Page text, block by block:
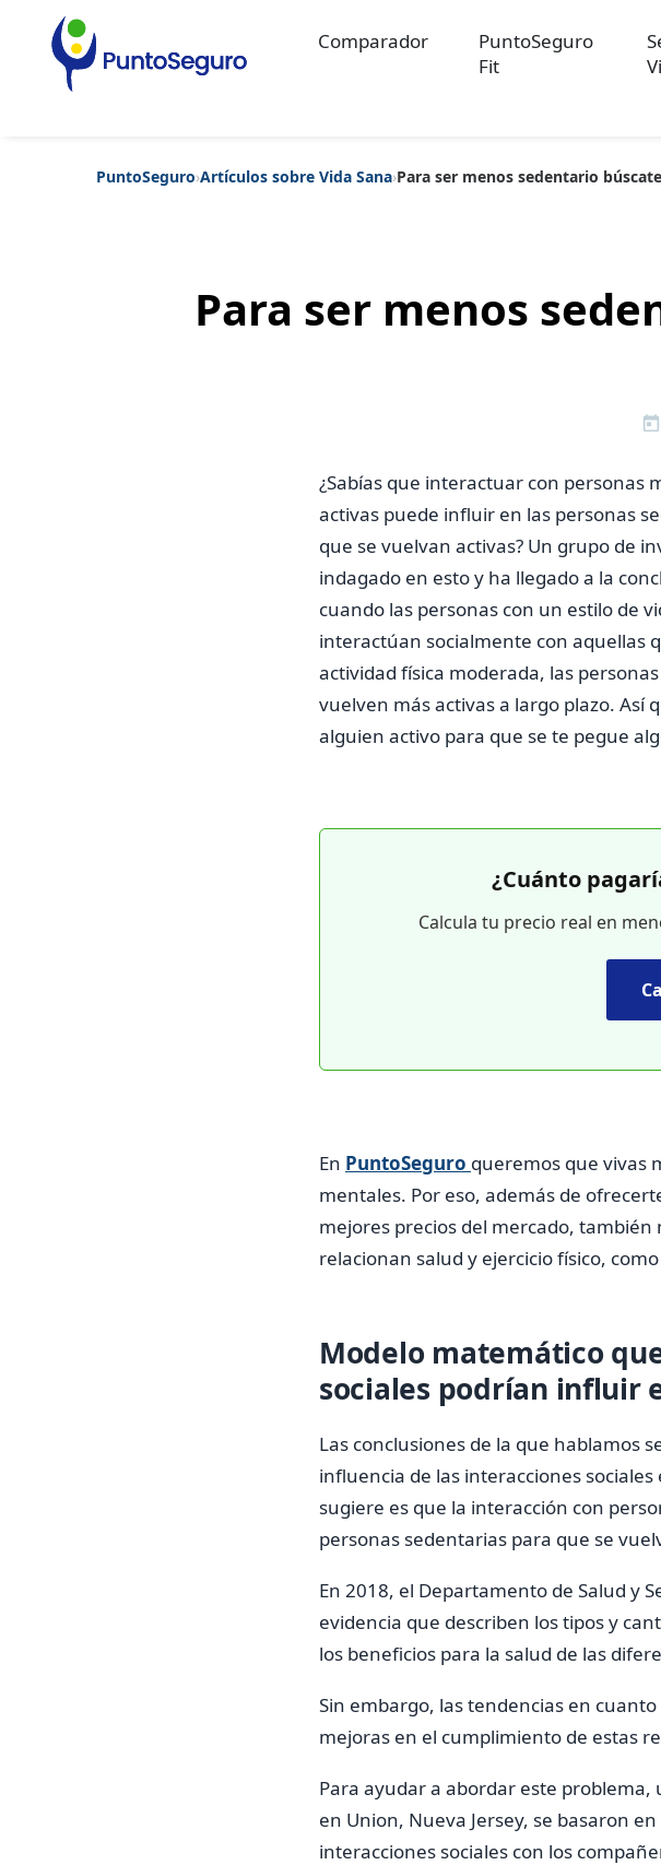
Comparador
PuntoSeguro
Fit
PuntoSeguro›Artículos sobre Vida Sana›Para ser menos sedentario
Para ser menos
¿Sabías que interactuar con personas
activas puede influir en las personas
que se vuelvan activas? Un grupo de
indagado en esto y ha llegado a la
cuando las personas con un estilo de
interactúan socialmente con aquellas
actividad física moderada, las
vuelven más activas a largo plazo. Así
alguien activo para que se te pegue
¿Cuánto
Calcula tu precio real en
En PuntoSeguro queremos que vivas
mentales. Por eso, además de
mejores precios del mercado,
relacionan salud y ejercicio físico,
Modelo matemático
sociales podrían influir
Las conclusiones de la que hablamos
influencia de las interacciones
sugiere es que la interacción con
personas sedentarias para que se
En 2018, el Departamento de Salud y
evidencia que describen los tipos y
los beneficios para la salud de las
Sin embargo, las tendencias en
mejoras en el cumplimiento de estas
Para ayudar a abordar este
en Union, Nueva Jersey, se basaron
interacciones sociales con los